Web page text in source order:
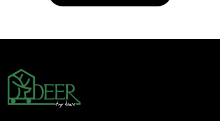
Tüm Soruları Göster